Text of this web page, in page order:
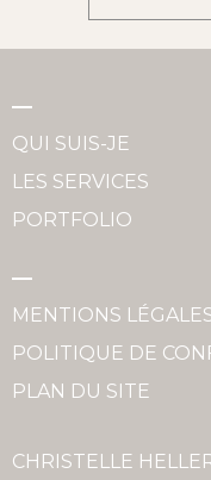
QUI SUIS-JE
LES SERVICES
PORTFOLIO
MENTIONS
POLITIQUE DE
PLAN DU SITE
CHRISTELLE